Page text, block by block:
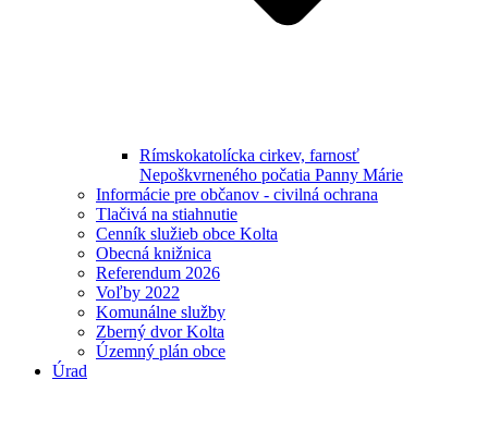
Rímskokatolícka cirkev, farnosť
Nepoškvrneného počatia Panny Márie
Informácie pre občanov - civilná ochrana
Tlačivá na stiahnutie
Cenník služieb obce Kolta
Obecná knižnica
Referendum 2026
Voľby 2022
Komunálne služby
Zberný dvor Kolta
Územný plán obce
Úrad